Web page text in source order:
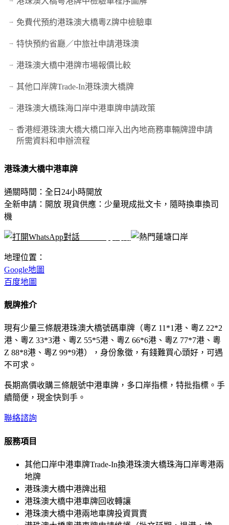
免費代預約港珠澳大橋粵Z牌中檢驗車
特快預約省廳／中旅社申請港珠澳
港珠澳大橋中港牌市場報價比較
其他口岸牌Trade-In港珠澳大橋牌
港珠澳大橋珠海口岸中港車牌申請政策
香港經港珠澳大橋大橋口岸入出內地商務車輛牌證申請
所需資料和申辦流程
港珠澳大橋中港車牌
通關時間：全日24小時開放
全新申請：開放 現貨供應：少量現成批文卡，隨時換車換司
機
地理位置：
Google地圖
百度地圖
靚牌推介
現有少量三條靚港珠澳大橋號碼車牌（粵Z 11*1港、粵Z 22*2
港、粵Z 33*3港、粵Z 55*5港、粵Z 66*6港、粵Z 77*7港、粵
Z 88*8港、粵Z 99*9港），身份象徵，有錢難買心頭好，可遇
不可求。
長期高價收購三條靚號中港車牌，多口岸指標，特批指標。手
續簡便，現金快到手。
聯絡諮詢
服務項目
其他口岸中港車牌Trade-In換港珠澳大橋珠海口岸粵港兩
地牌
港珠澳大橋中港牌出租
港珠澳大橋中港車牌回收轉讓
港珠澳大橋中港兩地車牌投資買賣